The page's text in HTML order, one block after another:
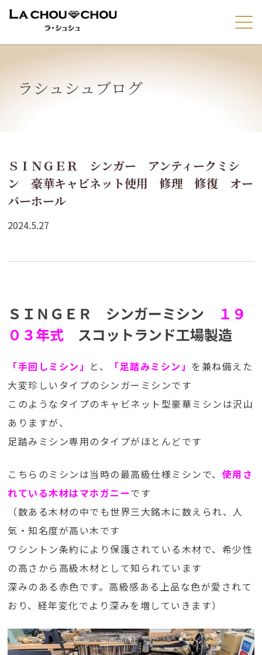
ラシュシュブログ
ＳＩＮＧＥＲ シンガー アンティークミシ
ン 豪華キャビネット使用 修理 修復 オー
バーホール
2024.5.27
ＳＩＮＧＥＲ シンガーミシン
１９
０３年式 スコットランド工場製造
「手回しミシン」 と、 「足踏みミシン」 を兼ね備えた
大変珍しいタイプのシンガーミシンです
このようなタイプのキャビネット型豪華ミシンは沢山
ありますが、
足踏みミシン専用のタイプがほとんどです
こちらのミシンは当時の最高級仕様ミシンで、 使用さ
れている木材はマホガニーです
（数ある木材の中でも世界三大銘木に数えられ、人
気・知名度が高い木です
ワシントン条約により保護されている木材で、希少性
の高さから高級木材として知られています
深みのある赤色です。高級感ある上品な色が愛されて
おり、経年変化でより深みを増していきます）